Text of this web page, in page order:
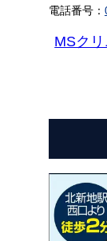
電話番号：
MSク